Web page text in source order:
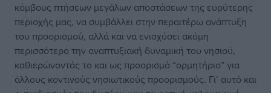
κόμβους πτήσεων μεγάλων αποστάσεων της ευρύτερης
περιοχής μας, να συμβάλλει στην περαιτέρω ανάπτυξη
του προορισμού, αλλά και να ενισχύσει ακόμη
περισσότερο την αναπτυξιακή δυναμική του νησιού,
καθιερώνοντάς το και ως προορισμό “ορμητήριο” για
άλλους κοντινούς νησιωτικούς προορισμούς. Γι’ αυτό και